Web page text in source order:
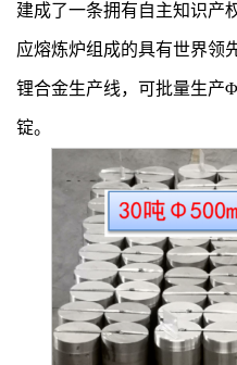
建成了一条拥有自主知识产
应熔炼炉组成的具有世界领
锂合金生产线，可批量生产
锭。